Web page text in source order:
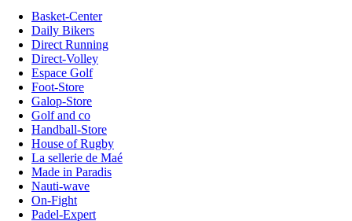
Basket-Center
Daily Bikers
Direct Running
Direct-Volley
Espace Golf
Foot-Store
Galop-Store
Golf and co
Handball-Store
House of Rugby
La sellerie de Maé
Made in Paradis
Nauti-wave
On-Fight
Padel-Expert